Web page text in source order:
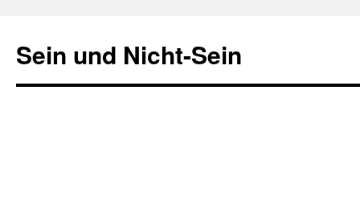
Sein und Nicht-Sein